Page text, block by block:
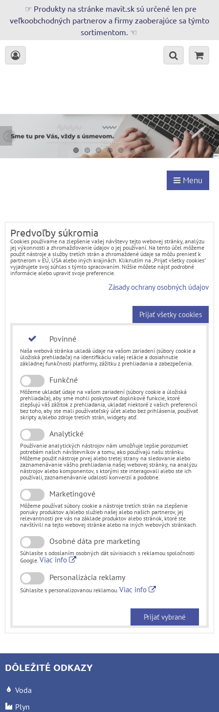
☞ Produkty na stránke mavit.sk sú určené len pre
veľkoobchodných partnerov a firmy zaoberajúce sa týmto
sortimentom. ☜
Menu
Predvoľby súkromia
Cookies používame na zlepšenie vašej návštevy tejto webovej stránky, analýzu
jej výkonnosti a zhromažďovanie údajov o jej používaní. Na tento účel môžeme
použiť nástroje a služby tretích strán a zhromaždené údaje sa môžu preniesť k
partnerom v EÚ, USA alebo iných krajinách. Kliknutím na „Prijať všetky cookies“
vyjadrujete svoj súhlas s týmto spracovaním. Nižšie môžete nájsť podrobné
informácie alebo upraviť svoje preferencie.
Zásady ochrany osobných údajov
Prijať všetky cookies
Povinné
Naša webová stránka ukladá údaje na vašom zariadení (súbory cookie a
úložiská prehliadača) na identifikáciu vašej relácie a dosiahnutie
základnej funkčnosti platformy, zážitku z prehliadania a zabezpečenia.
Funkčné
Môžeme ukladať údaje na vašom zariadení (súbory cookie a úložiská
prehliadača), aby sme mohli poskytovať doplnkové funkcie, ktoré
zlepšujú váš zážitok z prehliadania, ukladať niektoré z vašich preferencií
bez toho, aby ste mali používateľský účet alebo bez prihlásenia, používať
skripty a/alebo zdroje tretích strán, widgety atď.
Analytické
Používanie analytických nástrojov nám umožňuje lepšie porozumieť
potrebám našich návštevníkov a tomu, ako používajú našu stránku.
Môžeme použiť nástroje prvej alebo tretej strany na sledovanie alebo
zaznamenávanie vášho prehliadania našej webovej stránky, na analýzu
nástrojov alebo komponentov, s ktorými ste interagovali alebo ste ich
používali, zaznamenávanie udalostí konverzií a podobne.
Marketingové
Môžeme používať súbory cookie a nástroje tretích strán na zlepšenie
ponuky produktov a/alebo služieb našej alebo našich partnerov, jej
relevantnosti pre vás na základe produktov alebo stránok, ktoré ste
navštívili na tejto webovej stránke alebo na iných webových stránkach.
Osobné dáta pre marketing
Súhlasíte s odoslaním osobných dát súvisiacich s reklamou spoločnosti
Google. Viac info
Personalizácia reklamy
Súhlasíte s personalizovanou reklamou. Viac info
Prijať vybrané
DÔLEŽITÉ ODKAZY
Voda
Plyn